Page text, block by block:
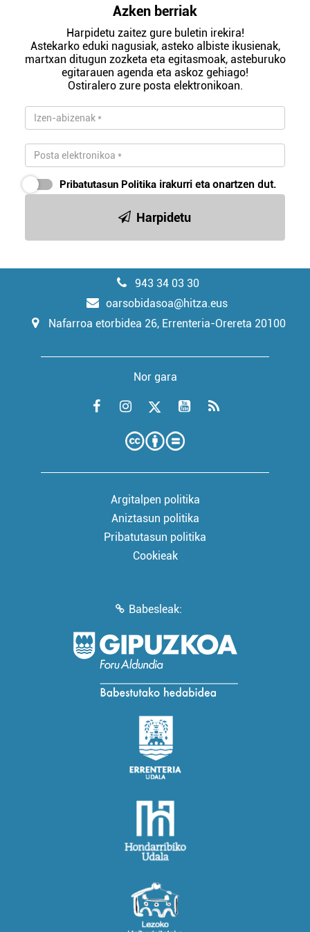
Azken berriak
Harpidetu zaitez gure buletin irekira!
Astekarko eduki nagusiak, asteko albiste ikusienak,
martxan ditugun zozketa eta egitasmoak, asteburuko
egitarauen agenda eta askoz gehiago!
Ostiralero zure posta elektronikoan.
Pribatutasun Politika irakurri eta onartzen dut.
Harpidetu
943 34 03 30
oarsobidasoa@hitza.eus
Nafarroa etorbidea 26, Errenteria-Orereta 20100
Nor gara
Argitalpen politika
Aniztasun politika
Pribatutasun politika
Cookieak
Babesleak: